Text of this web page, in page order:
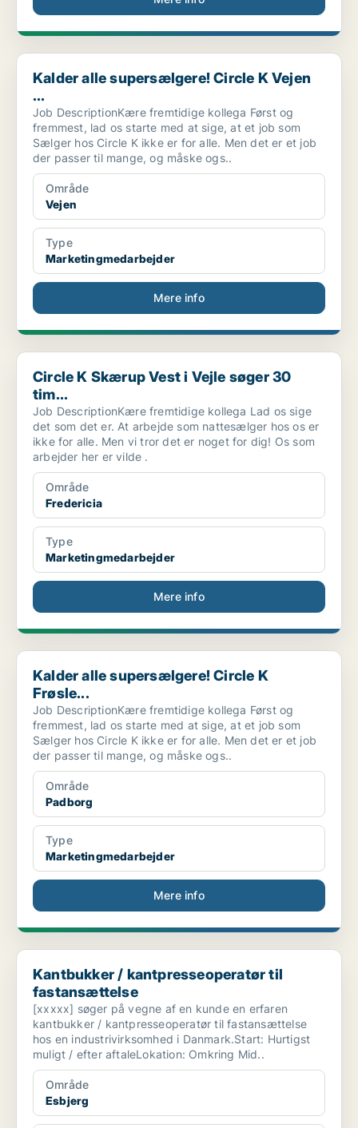
Kalder alle supersælgere! Circle K Vejen ...
Kalder alle supersælgere! Circle K Vejen
...
Job DescriptionKære fremtidige kollega Først og
fremmest, lad os starte med at sige, at et job som
Sælger hos Circle K ikke er for alle. Men det er et job
der passer til mange, og måske ogs..
Område
Vejen
Type
Marketingmedarbejder
Mere info
Circle K Skærup Vest i Vejle søger 30 tim...
Circle K Skærup Vest i Vejle søger 30
tim...
Job DescriptionKære fremtidige kollega Lad os sige
det som det er. At arbejde som nattesælger hos os er
ikke for alle. Men vi tror det er noget for dig! Os som
arbejder her er vilde .
Område
Fredericia
Type
Marketingmedarbejder
Mere info
Kalder alle supersælgere! Circle K Frøsle...
Kalder alle supersælgere! Circle K
Frøsle...
Job DescriptionKære fremtidige kollega Først og
fremmest, lad os starte med at sige, at et job som
Sælger hos Circle K ikke er for alle. Men det er et job
der passer til mange, og måske ogs..
Område
Padborg
Type
Marketingmedarbejder
Mere info
Kantbukker / kantpresseoperatør til fastansættelse
Kantbukker / kantpresseoperatør til
fastansættelse
[xxxxx] søger på vegne af en kunde en erfaren
kantbukker / kantpresseoperatør til fastansættelse
hos en industrivirksomhed i Danmark.Start: Hurtigst
muligt / efter aftaleLokation: Omkring Mid..
Område
Esbjerg